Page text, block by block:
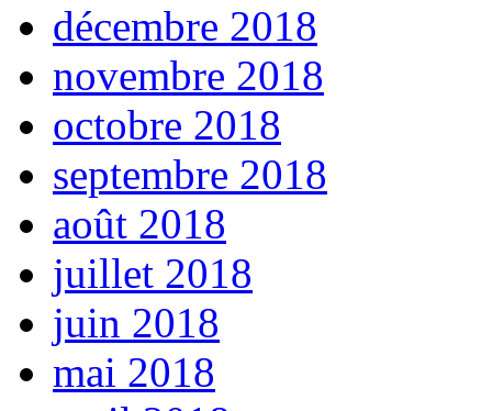
décembre 2018
novembre 2018
octobre 2018
septembre 2018
août 2018
juillet 2018
juin 2018
mai 2018